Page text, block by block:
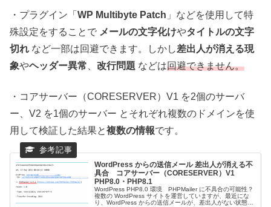
・プラグイン「 WP Multibyte Patch 」などを使用して特
殊設定をすることで メールの文字化けやタイトルの文字
切れ など一部は回避できます。しかし差出人が消える現
象やヘッダー異常 改行問題 などは回避できません。
・コアサーバー（CORESERVER）V1 を2個のサーバ
ー、V2 を1個のサーバー とそれぞれ複数のドメインを使
用して検証した結果と複数の情報です。
WordPress からの送信メール 差出人が消える不
具合 コアサーバー（CORESERVER）V1
PHP8.0・PHP8.1
WordPress PHP8.0 環境 PHPMailer に不具合の可能性？
複数の WordPress サイトを運営していますが、最近にな
り、WordPress からの送信メールが、差出人がない状態